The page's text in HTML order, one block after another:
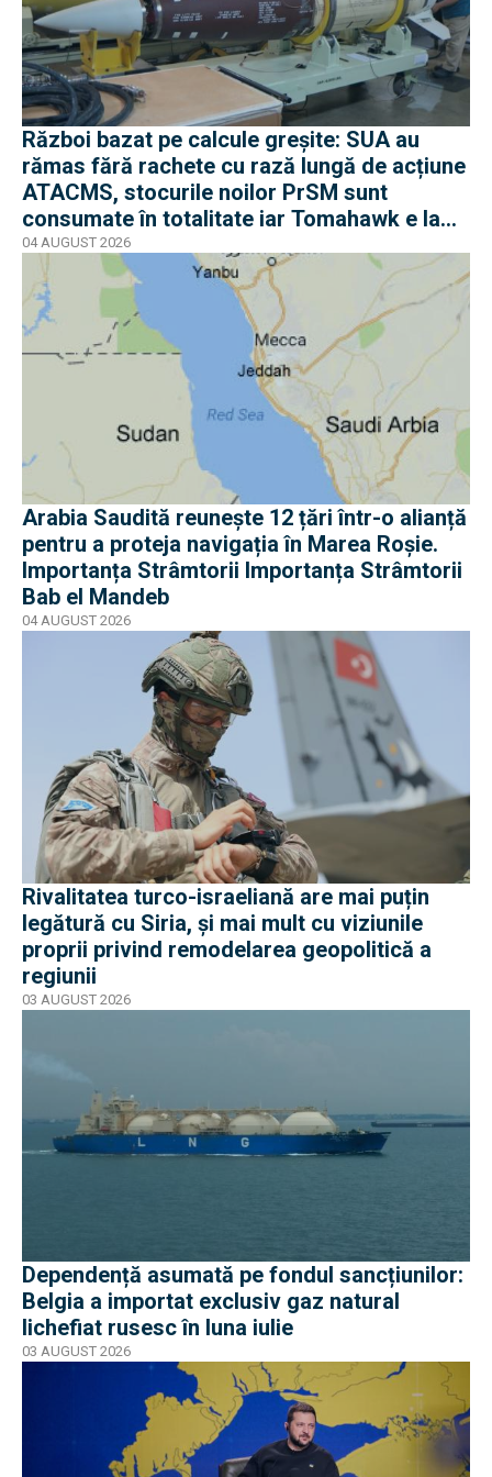
Război bazat pe calcule greșite: SUA au
rămas fără rachete cu rază lungă de acțiune
ATACMS, stocurile noilor PrSM sunt
consumate în totalitate iar Tomahawk e la
jumătate
04 AUGUST 2026
Arabia Saudită reunește 12 țări într-o alianță
pentru a proteja navigația în Marea Roșie.
Importanța Strâmtorii Importanța Strâmtorii
Bab el Mandeb
04 AUGUST 2026
Rivalitatea turco-israeliană are mai puțin
legătură cu Siria, și mai mult cu viziunile
proprii privind remodelarea geopolitică a
regiunii
03 AUGUST 2026
Dependență asumată pe fondul sancțiunilor:
Belgia a importat exclusiv gaz natural
lichefiat rusesc în luna iulie
03 AUGUST 2026